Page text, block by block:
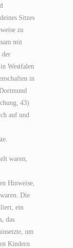
Sitzes
zu
mit
der
Westfalen
in
43)
auf und
waren,
Hinweise,
Die
ein
das
um
Kindern